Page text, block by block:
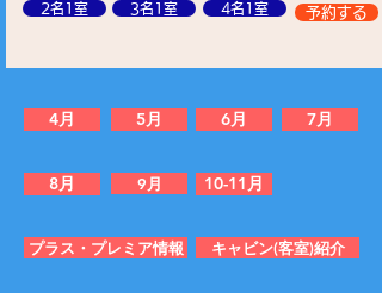
2名1室 3名1室 4名1室 予約する
4月 5月 6月 7月
8月 9月 10-11月
プラス・プレミア情報 キャビン(客室)紹介